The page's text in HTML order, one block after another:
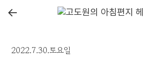
←
2022.7.30.토요일